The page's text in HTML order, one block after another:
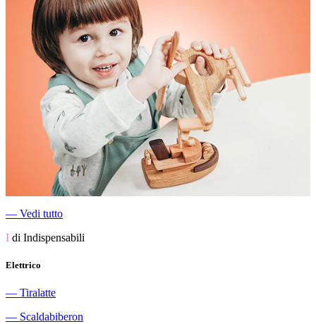
― Vedi tutto
I di Indispensabili
Elettrico
― Tiralatte
― Scaldabiberon